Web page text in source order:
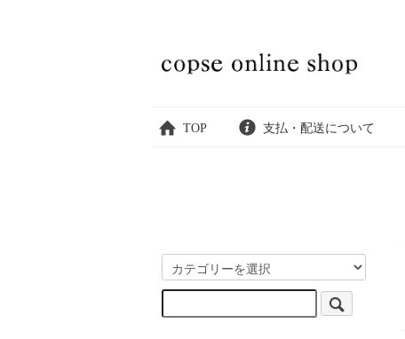
TOP 支払・配送について